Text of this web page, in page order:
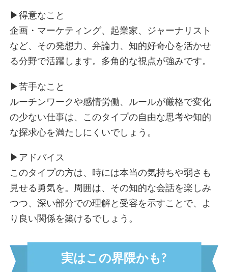
パリピ界隈
トレンド界隈
短距離無双界隈
フッ軽界隈
みんなのおかん界隈
コミュ力お化け界隈
おせっ界隈
いいひと界隈
左脳界隈
思考ノンストップ界隈
PDCA界隈
アイデア工場界隈
自律駆動界隈
進化推し界隈
ストイック界隈
私がルール界隈
知的ピエロ界隈
常識キャンセル界隈
▶︎得意なこと
企画・マーケティング、起業家、ジャーナリスト
など、その発想力、弁論力、知的好奇心を活かせ
る分野で活躍します。多角的な視点が強みです。
▶︎苦手なこと
ルーチンワークや感情労働、ルールが厳格で変化
の少ない仕事は、このタイプの自由な思考や知的
な探求心を満たしにくいでしょう。
▶︎アドバイス
このタイプの方は、時には本当の気持ちや弱さも
見せる勇気を。周囲は、その知的な会話を楽しみ
つつ、深い部分での理解と受容を示すことで、よ
り良い関係を築けるでしょう。
実はこの界隈かも?